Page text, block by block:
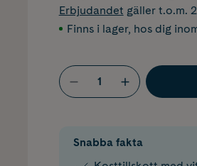
Erbjudandet gäller t.o.m.
Finns i lager, hos dig
Snabba fakta